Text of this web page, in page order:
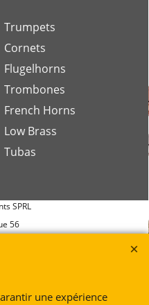
Trumpets
Cornets
Flugelhorns
Trombones
French Horns
Low Brass
Tubas
SPRL
56
une expérience